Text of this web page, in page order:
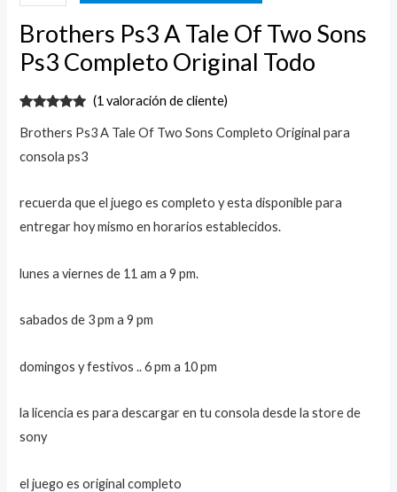
Original
Todo
cantidad
Brothers Ps3 A Tale Of Two Sons
Ps3 Completo Original Todo
con5.00de
avaloración
(1 valoración de cliente)
Brothers Ps3 A Tale Of Two Sons Completo Original para
consola ps3
recuerda que el juego es completo y esta disponible para
entregar hoy mismo en horarios establecidos.
lunes a viernes de 11 am a 9 pm.
sabados de 3 pm a 9 pm
domingos y festivos .. 6 pm a 10 pm
la licencia es para descargar en tu consola desde la store de
sony
el juego es original completo